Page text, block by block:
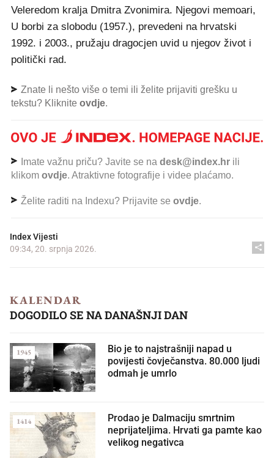
Veleredom kralja Dmitra Zvonimira. Njegovi memoari,
U borbi za slobodu (1957.), prevedeni na hrvatski
1992. i 2003., pružaju dragocjen uvid u njegov život i
politički rad.
Znate li nešto više o temi ili želite prijaviti grešku u
tekstu? Kliknite ovdje.
Imate važnu priču? Javite se na desk@index.hr ili
klikom ovdje. Atraktivne fotografije i videe plaćamo.
Želite raditi na Indexu? Prijavite se ovdje.
Index Vijesti
09:34, 20. srpnja 2026.
KALENDAR
DOGODILO SE NA DANAŠNJI DAN
Bio je to najstrašniji napad u
povijesti čovječanstva. 80.000 ljudi
odmah je umrlo
1945
Prodao je Dalmaciju smrtnim
neprijateljima. Hrvati ga pamte kao
velikog negativca
1414